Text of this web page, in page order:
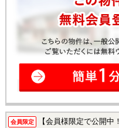
会員限定 【会員様限定で公開中